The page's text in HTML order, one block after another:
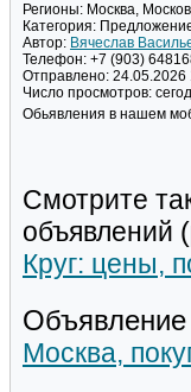
Регионы: Москва,
Категория:
Автор: Вячеслав
Телефон: +7 (903)
Отправлено: 24.05.2026
Число просмотров:
Обьявления в нашем
Смотрите
объявлений
Круг: цены,
Москва,